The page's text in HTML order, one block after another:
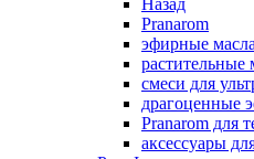
Назад
Pranarom
эфирные
растительные
смеси для
драгоценные
Pranarom для
аксессуары